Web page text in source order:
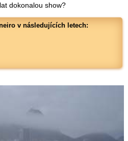
dokonalou show?
v následujících letech: